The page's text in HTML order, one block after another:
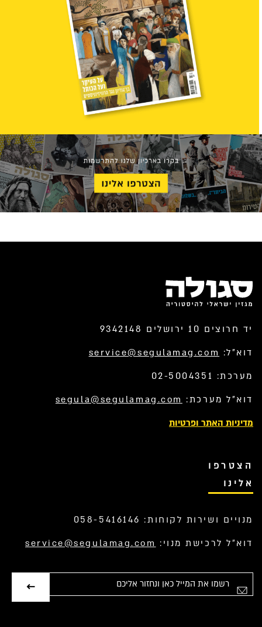
יד חרוצים 10 ירושלים 9342148
דוא”ל: service@segulamag.com
מערכת: 02-5004351
דוא”ל מערכת: segula@segulamag.com
מדיניות האתר ופרטיות
הצטרפו
אלינו
מנויים ושירות לקוחות: 058-5416146
דוא”ל לרכישת מנוי: service@segulamag.com